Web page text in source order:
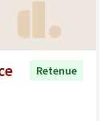
Retenue